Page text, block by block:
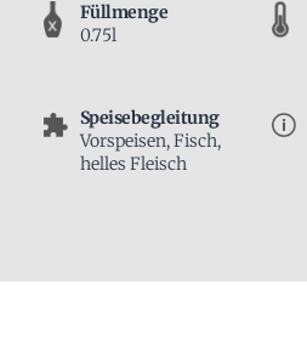
Füllmenge
0.75l
Speisebegleitung
Vorspeisen, Fisch,
helles Fleisch